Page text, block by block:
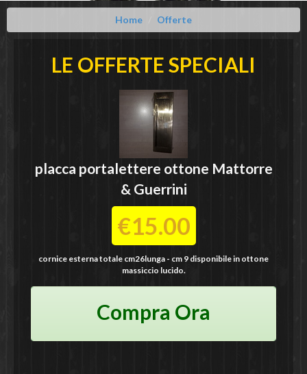
Home Offerte
LE OFFERTE SPECIALI
placca portalettere ottone Mattorre
& Guerrini
€15.00
cornice esterna totale cm26lunga - cm 9 disponibile in ottone
massiccio lucido.
Compra Ora